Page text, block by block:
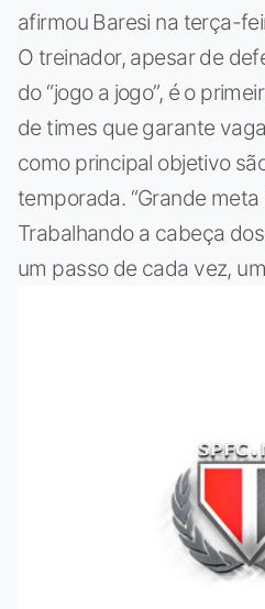
afirmou Baresi na terça-
O treinador, apesar de
do “jogo a jogo”, é o
de times que garante
como principal objetivo
temporada. “Grande meta
Trabalhando a cabeça
um passo de cada vez,